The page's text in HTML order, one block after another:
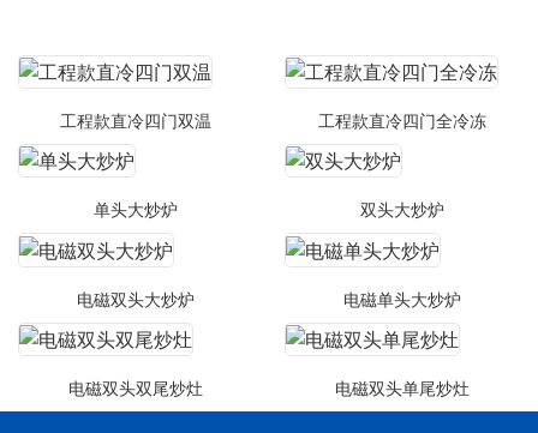
工程款直冷四门双温 工程款直冷四门全冷冻
单头大炒炉 双头大炒炉
电磁双头大炒炉 电磁单头大炒炉
电磁双头双尾炒灶 电磁双头单尾炒灶